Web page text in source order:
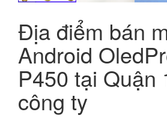
Địa điểm bán
Android
P450 tại Quận
công ty